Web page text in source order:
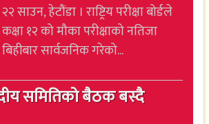
२२ साउन, हेटौंडा । राष्ट्रिय परीक्षा बोर्डले
कक्षा १२ को मौका परीक्षाको नतिजा
बिहीबार सार्वजनिक गरेको...
समितिको बैठक बस्दै